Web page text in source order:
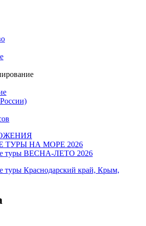
ТУРЫ НА МОРЕ 2026
туры ВЕСНА-ЛЕТО 2026
туры Краснодарский край, Крым,